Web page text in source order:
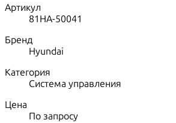
Артикул
81HA-50041
Бренд
Hyundai
Категория
Система управления
Цена
По запросу